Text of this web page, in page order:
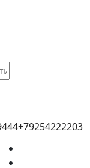
+79254222203